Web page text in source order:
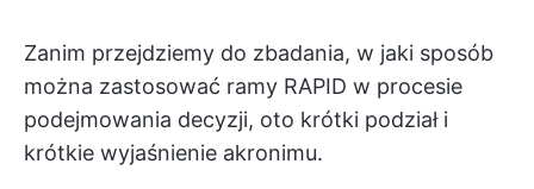
Zanim przejdziemy do zbadania, w jaki sposób
można zastosować ramy RAPID w procesie
podejmowania decyzji, oto krótki podział i
krótkie wyjaśnienie akronimu.